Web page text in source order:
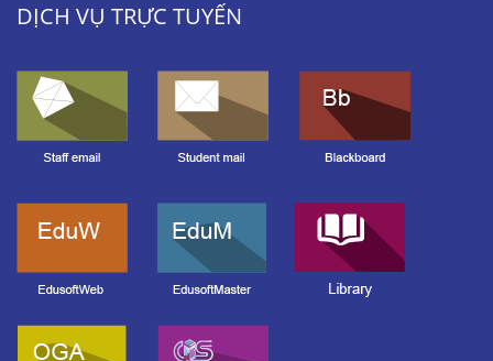
DỊCH VỤ TRỰC TUYẾN